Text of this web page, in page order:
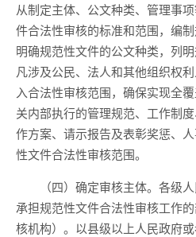
从制定主体、公文种类、管理事
件合法性审核的标准和范围，编
明确规范性文件的公文种类，列
凡涉及公民、法人和其他组织权
入合法性审核范围，确保实现全
关内部执行的管理规范、工作制
作方案、请示报告及表彰奖惩、
性文件合法性审核范围。
（四）确定审核主体。各级
承担规范性文件合法性审核工作
核机构）。以县级以上人民政府